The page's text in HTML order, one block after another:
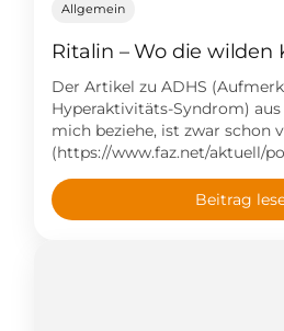
Allgemein
Ritalin – Wo die wilden
Der Artikel zu ADHS
Hyperaktivitäts-Syndrom)
mich beziehe, ist zwar schon
(https://www.faz.net/aktuell/
gegen-adhs-wo-die-wilden-
11645933.html), aber das
aktuell… (Danke, Banu, für
Beitrag